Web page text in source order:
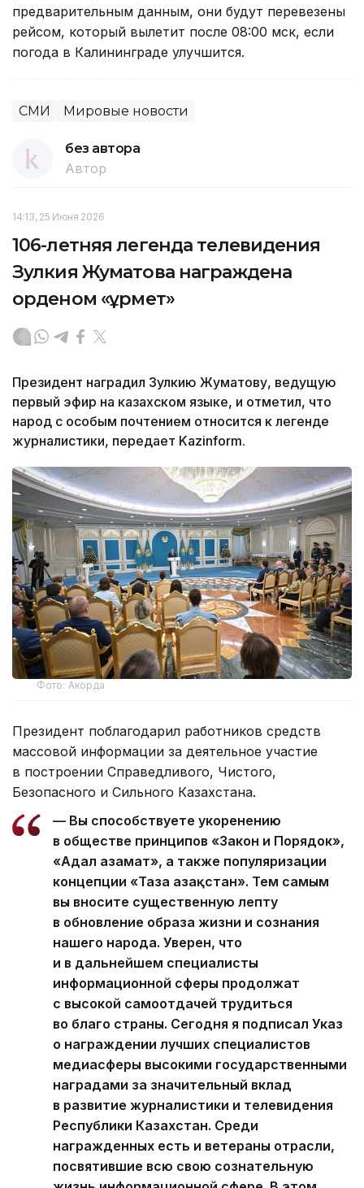
предварительным данным, они будут перевезены
рейсом, который вылетит после 08:00 мск, если
погода в Калининграде улучшится.
СМИ Мировые новости
без автора
Автор
14:13, 25 Июня 2026
106-летняя легенда телевидения
Зулкия Жуматова награждена
орденом «Құрмет»
Президент наградил Зулкию Жуматову, ведущую
первый эфир на казахском языке, и отметил, что
народ с особым почтением относится к легенде
журналистики, передает Kazinform.
Фото: Акорда
Президент поблагодарил работников средств
массовой информации за деятельное участие
в построении Справедливого, Чистого,
Безопасного и Сильного Казахстана.
— Вы способствуете укоренению
в обществе принципов «Закон и Порядок»,
«Адал азамат», а также популяризации
концепции «Таза Қазақстан». Тем самым
вы вносите существенную лепту
в обновление образа жизни и сознания
нашего народа. Уверен, что
и в дальнейшем специалисты
информационной сферы продолжат
с высокой самоотдачей трудиться
во благо страны. Сегодня я подписал Указ
о награждении лучших специалистов
медиасферы высокими государственными
наградами за значительный вклад
в развитие журналистики и телевидения
Республики Казахстан. Среди
награжденных есть и ветераны отрасли,
посвятившие всю свою сознательную